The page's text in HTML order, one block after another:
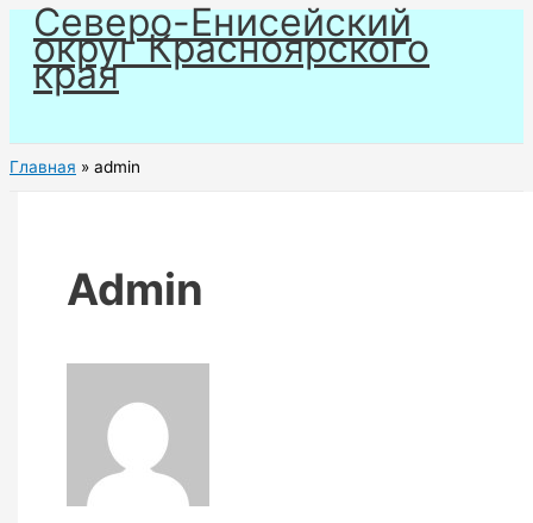
Перейти
содержимому
Северо-Енисейский
округ Красноярского
края
Главная admin
Admin